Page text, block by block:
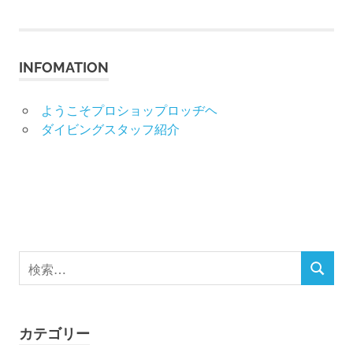
ゲ
ー
シ
INFOMATION
ようこそプロショップロッヂヘ
ダイビングスタッフ紹介
検
索
検
カテゴリー